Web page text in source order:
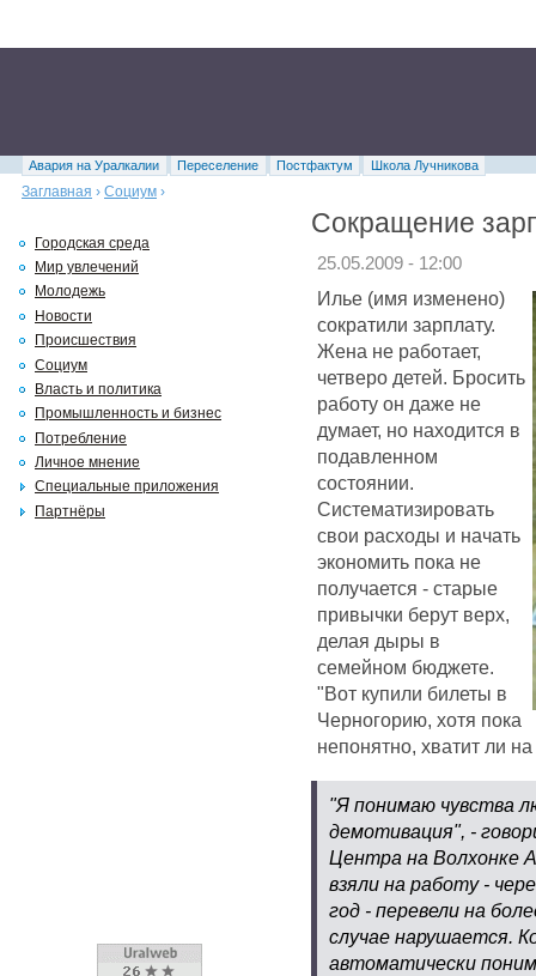
Авария на Уралкалии Переселение Постфактум
Школа Лучникова
Заглавная › Социум ›
Сокращение
25.05.2009 - 12:00
Илье (имя изменено)
сократили зарплату.
Жена не работает,
четверо детей. Бросить
работу он даже не
думает, но находится в
подавленном
состоянии.
Систематизировать
свои расходы и начать
экономить пока не
получается - старые
привычки берут верх,
делая дыры в
семейном бюджете.
"Вот купили билеты в
Черногорию, хотя пока
непонятно, хватит ли
"Я понимаю чувства
демотивация", -
Центра на Волхонке
взяли на работу -
год - перевели на
случае нарушается.
автоматически
Городская среда
Мир увлечений
Молодежь
Новости
Происшествия
Социум
Власть и политика
Промышленность и бизнес
Потребление
Личное мнение
Специальные приложения
Партнёры